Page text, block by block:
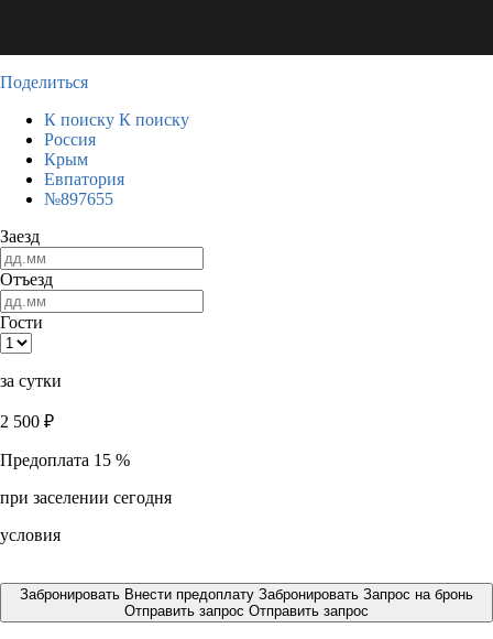
Поделиться
К поиску К поиску
Россия
Крым
Евпатория
№897655
Заезд
Отъезд
Гости
за сутки
2 500 ₽
Предоплата 15 %
при заселении сегодня
условия
Забронировать Внести предоплату Забронировать Запрос на бронь
Отправить запрос Отправить запрос